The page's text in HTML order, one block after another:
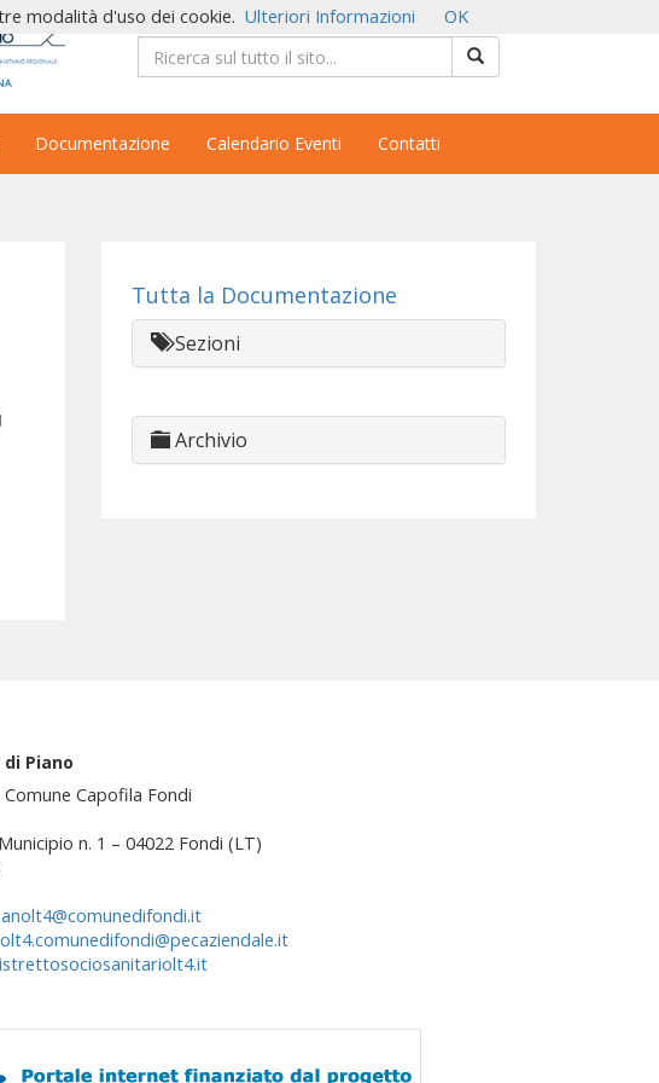
Documentazione Calendario Eventi Contatti
Tutta la Documentazione
Sezioni
Archivio
Piano
Capofila Fondi
n. 1 – 04022 Fondi (LT)
modalità d'uso dei cookie. Ulteriori Informazioni OK